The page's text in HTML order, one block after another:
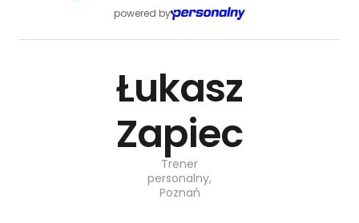
powered by
Łukasz
Zapiec
Trener
personalny,
Poznań